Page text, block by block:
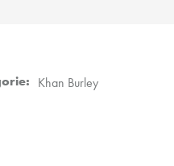
: Khan Burley